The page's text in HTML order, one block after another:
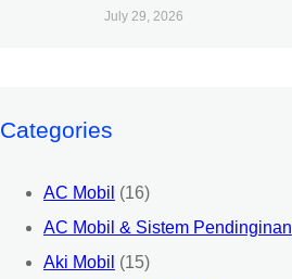
July 29, 2026
Categories
AC Mobil (16)
AC Mobil & Sistem Pendinginan
Aki Mobil (15)